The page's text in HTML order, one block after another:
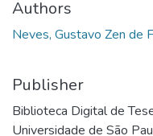
Authors
Neves, Gustavo Zen de
Publisher
Biblioteca Digital de
Universidade de São